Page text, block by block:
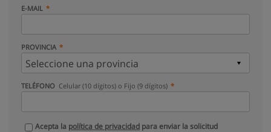
E-MAIL
PROVINCIA
TELÉFONO Celular (10 dígitos) o Fijo (9 dígitos)
Acepta la política de privacidad para enviar la solicitud